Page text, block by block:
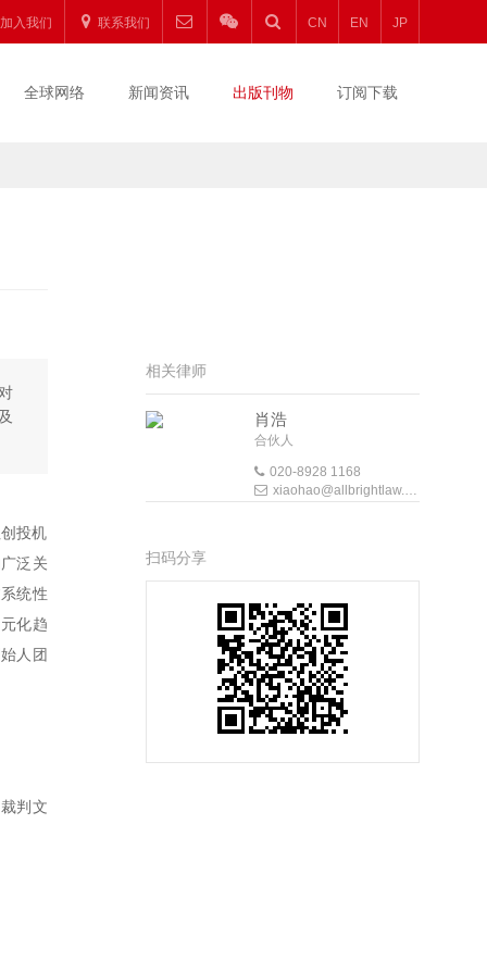
加入我们 联系我们 CN EN JP
全球网络 新闻资讯 出版刊物 订阅下载
投机
泛关
统性
化趋
人团
判文
相关律师
肖浩
合伙人
020-8928 1168
xiaohao@allbrightlaw.com
扫码分享